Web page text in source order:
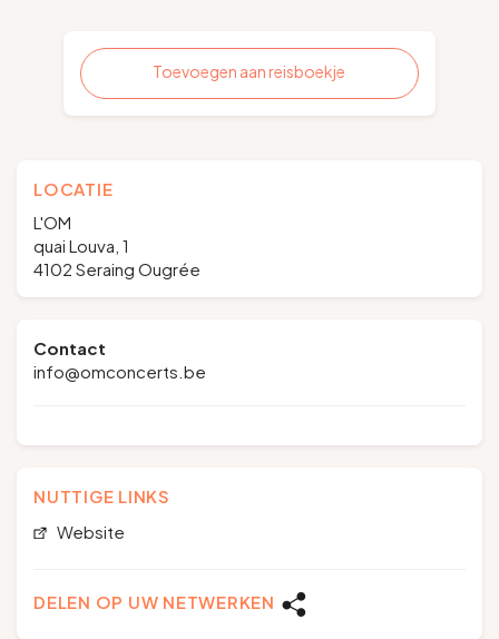
Toevoegen aan reisboekje
LOCATIE
L'OM
quai Louva, 1
4102 Seraing Ougrée
Contact
info@omconcerts.be
NUTTIGE LINKS
Website
DELEN OP UW NETWERKEN